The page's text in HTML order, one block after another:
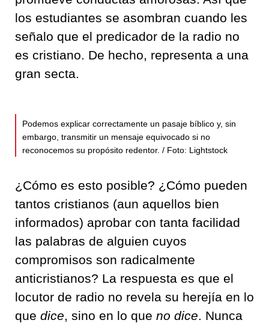
los estudiantes se asombran cuando les
señalo que el predicador de la radio no
es cristiano. De hecho, representa a una
gran secta.
Podemos explicar correctamente un pasaje bíblico y, sin
embargo, transmitir un mensaje equivocado si no
reconocemos su propósito redentor. / Foto: Lightstock
¿Cómo es esto posible? ¿Cómo pueden
tantos cristianos (aun aquellos bien
informados) aprobar con tanta facilidad
las palabras de alguien cuyos
compromisos son radicalmente
anticristianos? La respuesta es que el
locutor de radio no revela su herejía en lo
que dice , sino en lo que no dice . Nunca